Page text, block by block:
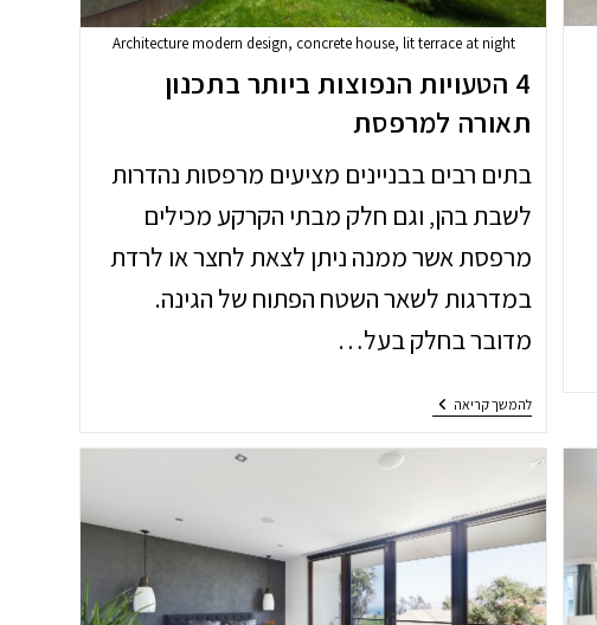
Architecture modern design, concrete house, lit terrace at night
4 הטעויות הנפוצות ביותר בתכנון
תאורה למרפסת
בתים רבים בבניינים מציעים מרפסות נהדרות
לשבת בהן, וגם חלק מבתי הקרקע מכילים
מרפסת אשר ממנה ניתן לצאת לחצר או לרדת
במדרגות לשאר השטח הפתוח של הגינה.
מדובר בחלק בעל…
להמשך קריאה 4
הטעויות
למרפסת